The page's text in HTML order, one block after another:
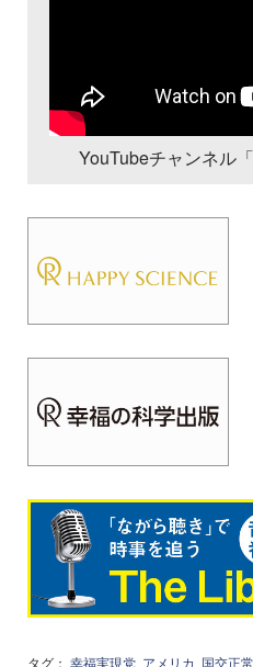
YouTubeチャンネル
タグ： 幸福実現党 アメリカ 国交正